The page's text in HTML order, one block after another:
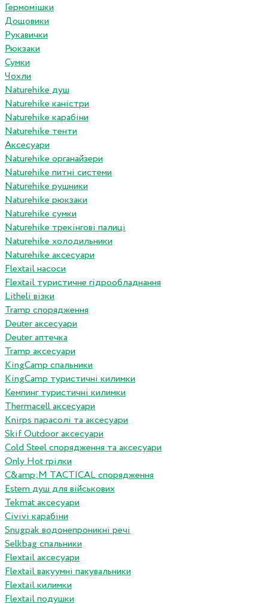
Гермомішки
Дощовики
Рукавички
Рюкзаки
Сумки
Чохли
Naturehike душ
Naturehike каністри
Naturehike карабіни
Naturehike тенти
Аксесуари
Naturehike органайзери
Naturehike питні системи
Naturehike рушники
Naturehike рюкзаки
Naturehike сумки
Naturehike трекінгові палиці
Naturehike холодильники
Naturehike аксесуари
Flextail насоси
Flextail туристичне гідрообладнання
Litheli візки
Tramp спорядження
Deuter аксесуари
Deuter аптечка
Tramp аксесуари
KingCamp спальники
KingCamp туристичні килимки
Кемпинг туристичні килимки
Thermacell аксесуари
Knirps парасолі та аксесуари
Skif Outdoor аксесуари
Cold Steel спорядження та аксесуари
Only Hot грілки
C&amp;M TACTICAL спорядження
Estem душ для військових
Tekmat аксесуари
Сivivi карабіни
Snugpak водонепроникні речі
Selkbag спальники
Flextail аксесуари
Flextail вакуумні пакувальники
Flextail килимки
Flextail подушки